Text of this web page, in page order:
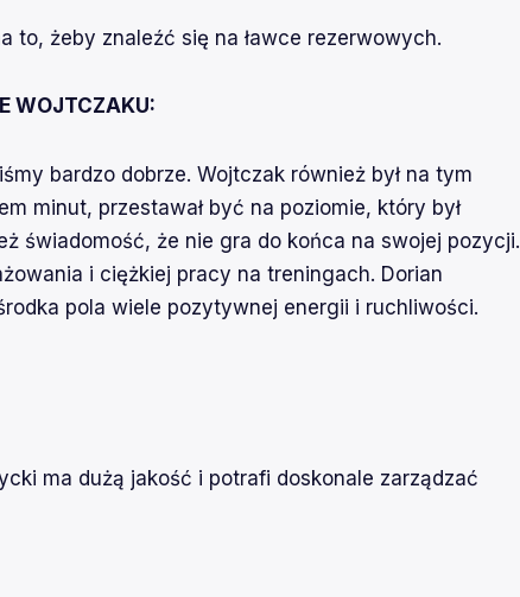
to, żeby znaleźć się na ławce rezerwowych.
WOJTCZAKU:
bardzo dobrze. Wojtczak również był na tym
minut, przestawał być na poziomie, który był
świadomość, że nie gra do końca na swojej pozycji.
i ciężkiej pracy na treningach. Dorian
pola wiele pozytywnej energii i ruchliwości.
ma dużą jakość i potrafi doskonale zarządzać